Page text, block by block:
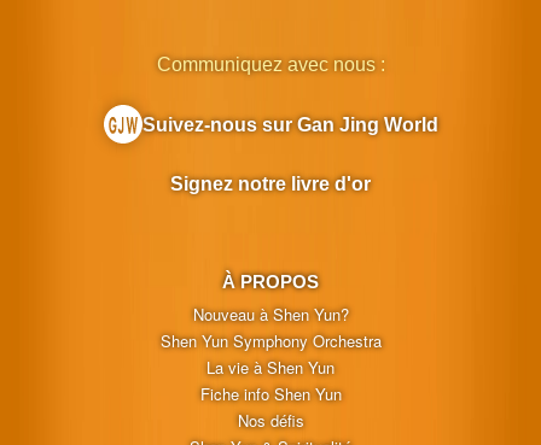
À PROPOS
Nouveau à Shen Yun?
Shen Yun Symphony Orchestra
La vie à Shen Yun
Fiche info Shen Yun
Nos défis
Communiquez avec nous :
Suivez-nous sur Gan Jing World
Signez notre livre d'or